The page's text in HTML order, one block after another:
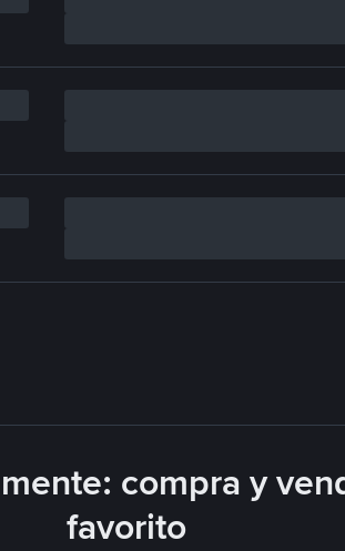
compra y
favorito